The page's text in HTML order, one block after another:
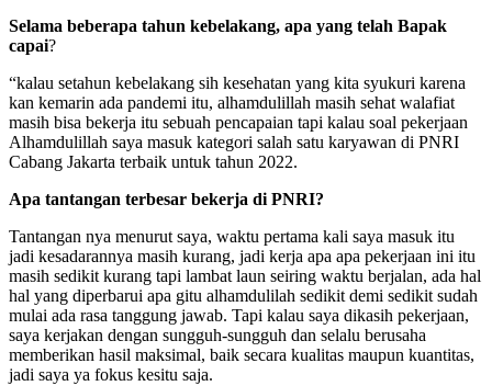
Selama beberapa tahun kebelakang, apa yang telah Bapak
capai?
“kalau setahun kebelakang sih kesehatan yang kita syukuri karena
kan kemarin ada pandemi itu, alhamdulillah masih sehat walafiat
masih bisa bekerja itu sebuah pencapaian tapi kalau soal pekerjaan
Alhamdulillah saya masuk kategori salah satu karyawan di PNRI
Cabang Jakarta terbaik untuk tahun 2022.
Apa tantangan terbesar bekerja di PNRI?
Tantangan nya menurut saya, waktu pertama kali saya masuk itu
jadi kesadarannya masih kurang, jadi kerja apa apa pekerjaan ini itu
masih sedikit kurang tapi lambat laun seiring waktu berjalan, ada hal
hal yang diperbarui apa gitu alhamdulilah sedikit demi sedikit sudah
mulai ada rasa tanggung jawab. Tapi kalau saya dikasih pekerjaan,
saya kerjakan dengan sungguh-sungguh dan selalu berusaha
memberikan hasil maksimal, baik secara kualitas maupun kuantitas,
jadi saya ya fokus kesitu saja.